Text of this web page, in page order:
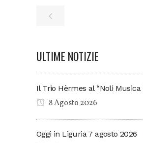
ULTIME NOTIZIE
Il Trio Hèrmes al “Noli Musica
8 Agosto 2026
Oggi in Liguria 7 agosto 2026